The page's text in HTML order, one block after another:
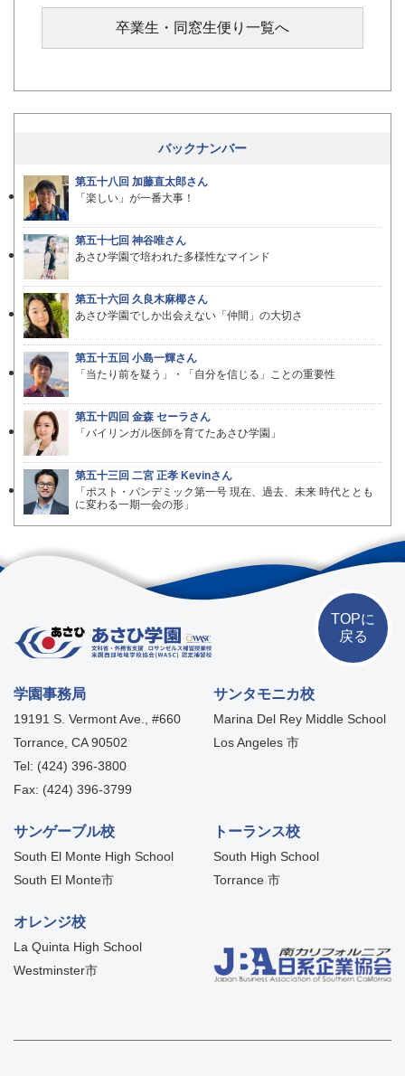
卒業生・同窓生便り一覧へ
バックナンバー
第五十八回 加藤直太郎さん
「楽しい」が一番大事！
第五十七回 神谷唯さん
あさひ学園で培われた多様性なマインド
第五十六回 久良木麻椰さん
あさひ学園でしか出会えない「仲間」の大切さ
第五十五回 小島一輝さん
「当たり前を疑う」・「自分を信じる」ことの重要性
第五十四回 金森 セーラさん
「バイリンガル医師を育てたあさひ学園」
第五十三回 二宮 正孝 Kevinさん
「ポスト・パンデミック第一号 現在、過去、未来 時代ととも
に変わる一期一会の形」
TOPに
戻る
学園事務局
19191 S. Vermont Ave., #660
Torrance, CA 90502
Tel: (424) 396-3800
Fax: (424) 396-3799
サンタモニカ校
Marina Del Rey Middle School
Los Angeles 市
サンゲーブル校
South El Monte High School
South El Monte市
トーランス校
South High School
Torrance 市
オレンジ校
La Quinta High School
Westminster市